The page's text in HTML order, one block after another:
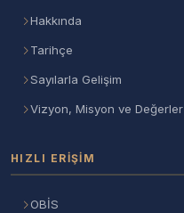
Hakkında
Tarihçe
Sayılarla Gelişim
Vizyon, Misyon ve Değerler
HIZLI ERIŞIM
OBİS